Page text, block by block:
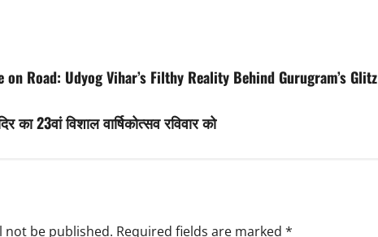
on Road: Udyog Vihar’s Filthy Reality Behind Gurugram’s Glitz
का 23वां विशाल वार्षिकोत्सव रविवार को
not be published. Required fields are marked *